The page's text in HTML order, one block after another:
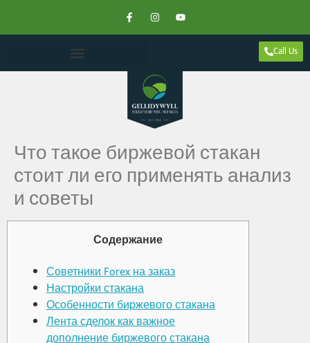
Call Us
Что такое биржевой стакан
стоит ли его применять анализ
и советы
Содержание
Советники Forex на заказ
Настройки стакана
Особенности биржевого стакана
Лента сделок как важное
дополнение биржевого стакана